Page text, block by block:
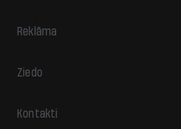
Reklāma
Ziedo
Kontakti